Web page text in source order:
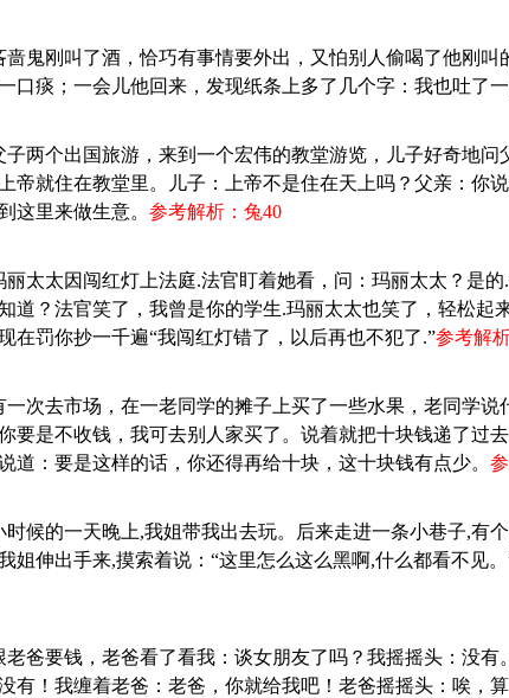
啬鬼刚叫了酒，恰巧有事情要外出，又怕别人偷喝了他刚叫
口痰；一会儿他回来，发现纸条上多了几个字：我也吐了一
子两个出国旅游，来到一个宏伟的教堂游览，儿子好奇地问
帝就住在教堂里。儿子：上帝不是住在天上吗？父亲：你
这里来做生意。 参考解析：兔40
丽太太因闯红灯上法庭.法官盯着她看，问：玛丽太太？是
道？法官笑了，我曾是你的学生.玛丽太太也笑了，轻松起
在罚你抄一千遍“我闯红灯错了，以后再也不犯了.”参考解
一次去市场，在一老同学的摊子上买了一些水果，老同学说
要是不收钱，我可去别人家买了。说着就把十块钱递了过
道：要是这样的话，你还得再给十块，这十块钱有点少。
时候的一天晚上,我姐带我出去玩。后来走进一条小巷子,有
姐伸出手来,摸索着说：“这里怎么这么黑啊,什么都看不见。
老爸要钱，老爸看了看我：谈女朋友了吗？我摇摇头：没有
有！我缠着老爸：老爸，你就给我吧！老爸摇摇头：唉，